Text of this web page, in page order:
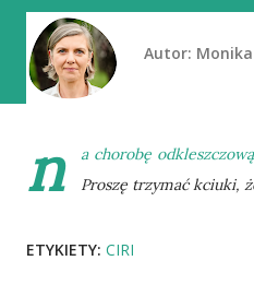
Autor:
n
a chorobę
Proszę trzymać kciuki,
ETYKIETY: CIRI